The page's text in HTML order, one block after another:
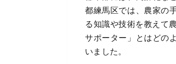
都練馬区では、農家の
る知識や技術を教えて
サポーター」とはどの
いました。